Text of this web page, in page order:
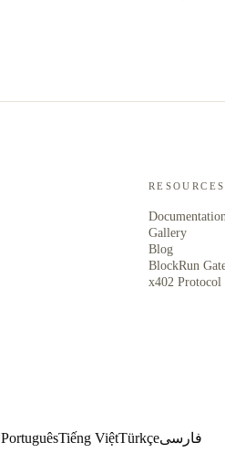
RESOURCES
Gallery
Blog
BlockRun
x402 Protocol
PortuguêsTiếng ViệtTürkçeفارسی